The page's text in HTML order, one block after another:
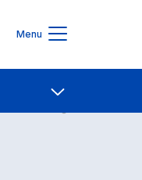
Menu
Contatti